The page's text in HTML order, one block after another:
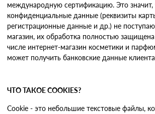
международную сертификацию. Это
конфиденциальные данные (реквизиты
регистрационные данные и др.) не
магазин, их обработка полностью
числе интернет-магазин косметики и
может получить банковские данные
ЧТО ТАКОЕ COOKIES?
Cookie - это небольшие текстовые файлы,